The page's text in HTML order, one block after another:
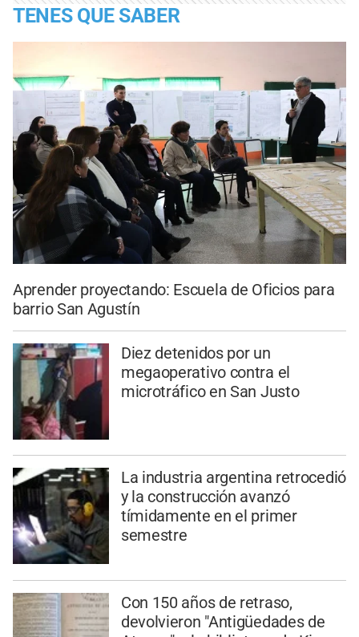
TENES QUE SABER
Aprender proyectando: Escuela de Oficios para
barrio San Agustín
Diez detenidos por un
megaoperativo contra el
microtráfico en San Justo
La industria argentina retrocedió
y la construcción avanzó
tímidamente en el primer
semestre
Con 150 años de retraso,
devolvieron "Antigüedades de